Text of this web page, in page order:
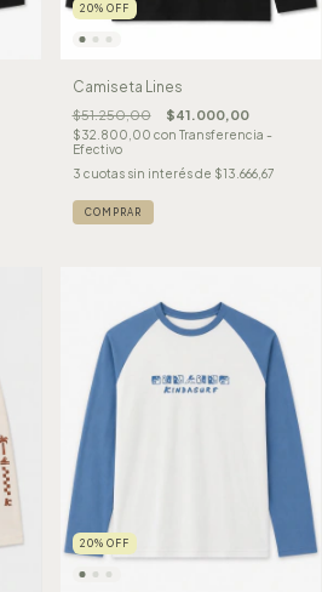
20% OFF
Camiseta Lines
$51.250,00 $41.000,00
$32.800,00 con Transferencia -
Efectivo
3 cuotas sin interés de $13.666,67
COMPRAR
20% OFF